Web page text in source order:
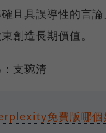
且具誤導性的言
創造長期價值。
：支琬清
免費版哪個